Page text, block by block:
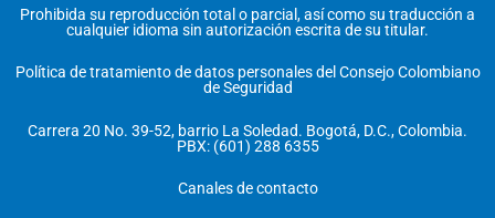
Prohibida su reproducción total o parcial, así como su traducción a
cualquier idioma sin autorización escrita de su titular.
Política de tratamiento de datos personales del Consejo Colombiano
de Seguridad
Carrera 20 No. 39-52, barrio La Soledad. Bogotá, D.C., Colombia.
PBX: (601) 288 6355
Canales de contacto